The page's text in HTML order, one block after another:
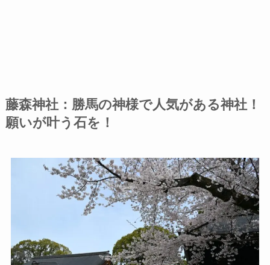
藤森神社：勝馬の神様で人気がある神社！
願いが叶う石を！